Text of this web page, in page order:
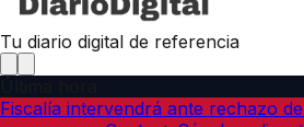
Tu diario digital de referencia
Fiscalía intervendrá ante rechazo